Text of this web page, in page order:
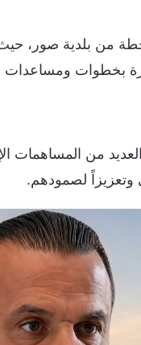
بخطوات ومساعدات
من المساهمات
وتعزيزاً لصمودهم.